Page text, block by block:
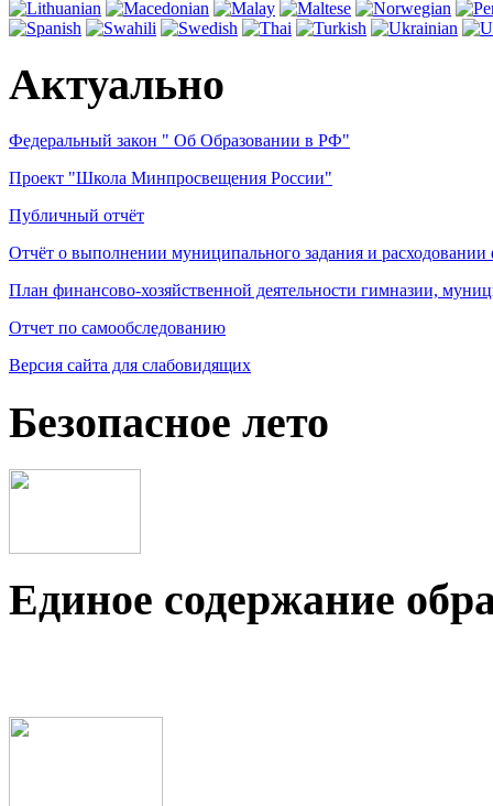
Актуально
Федеральный закон " Об Образовании в РФ"
Проект "Школа Минпросвещения России"
Публичный отчёт
Отчёт о выполнении муниципального задания и
План финансово-хозяйственной деятельности гимназии,
Отчет по самообследованию
Версия сайта для слабовидящих
Безопасное лето
Единое содержание